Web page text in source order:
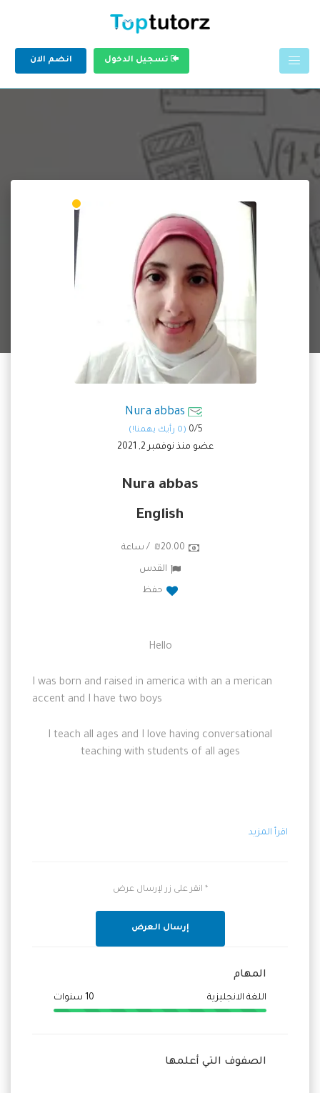
تسجيل الدخول انضم الان
Nura abbas
0/5 (0 رأيك يهمنا!)
عضو منذ نوفمبر 2, 2021
Nura abbas
English
₪20.00 / ساعة
القدس
حفظ
Hello
I was born and raised in america with an a merican
accent and I have two boys
I teach all ages and I love having conversational
teaching with students of all ages
اقرأ المزيد
* انقر على زر لإرسال عرض
إرسال العرض
المهام
اللغة الانجليزية 10 سنوات
الصفوف التي أعلمها